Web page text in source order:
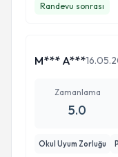
Randevu sonrası
M*** A***
Zamanlama
5.0
Okul Uyum Zorluğu